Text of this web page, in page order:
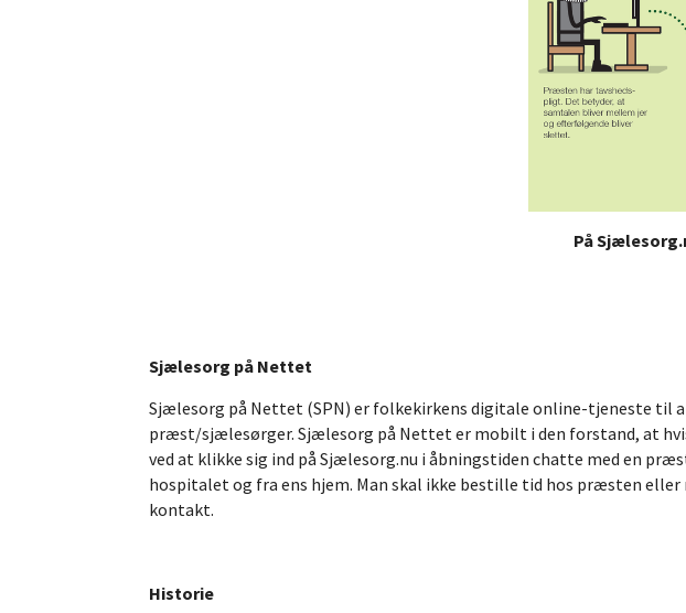
På
Sjælesorg på Nettet
Sjælesorg på Nettet (SPN) er folkekirkens digitale online-tjeneste til
præst/sjælesørger. Sjælesorg på Nettet er mobilt i den forstand, at
ved at klikke sig ind på Sjælesorg.nu i åbningstiden chatte med en
hospitalet og fra ens hjem. Man skal ikke bestille tid hos præsten
kontakt.
Historie